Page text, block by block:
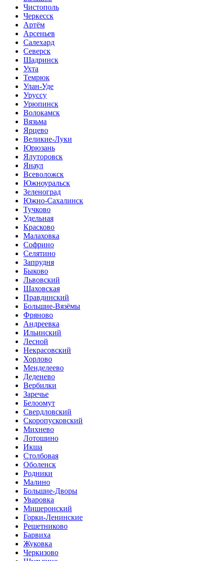
Чистополь
Черкесск
Артём
Арсеньев
Салехард
Северск
Шадринск
Ухта
Темрюк
Улан-Уде
Уруссу
Урюпинск
Волокамск
Вязьма
Ярцево
Великие-Луки
Юрюзань
Ялуторовск
Янаул
Всеволожск
Южноуральск
Зеленоград
Южно-Сахалинск
Тучково
Удельная
Красково
Малаховка
Софрино
Селятино
Запрудня
Быково
Львовский
Шаховская
Правдинский
Большие-Вязёмы
Фряново
Андреевка
Ильинский
Лесной
Некрасовский
Хорлово
Менделеево
Деденево
Вербилки
Заречье
Белоомут
Свердловский
Скоропусковский
Михнево
Лотошино
Икша
Столбовая
Оболенск
Родники
Малино
Большие-Дворы
Уваровка
Мишеронский
Горки-Ленинские
Решетниково
Барвиха
Жуковка
Черкизово